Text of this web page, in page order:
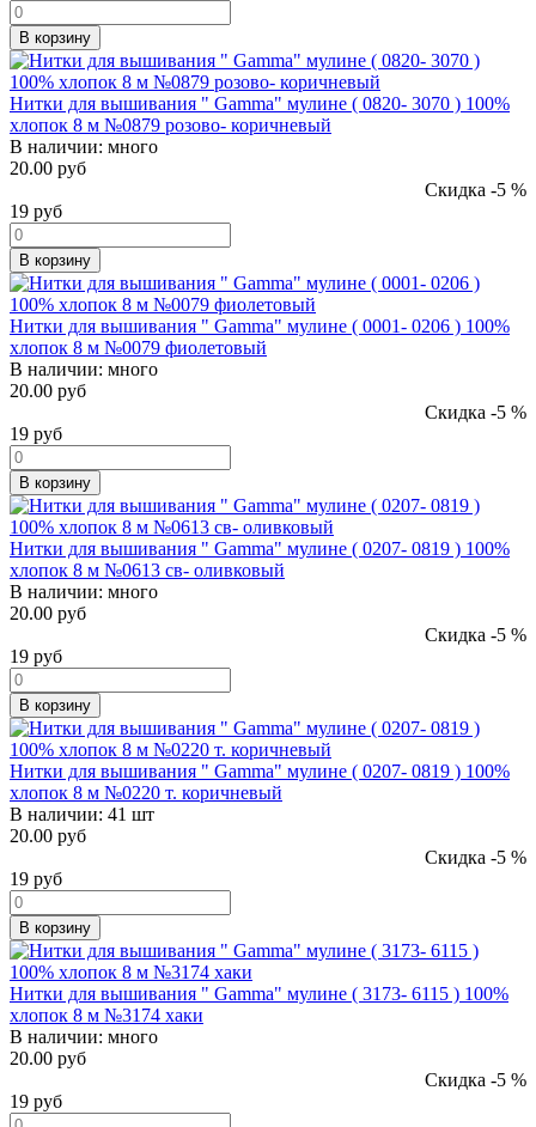
В корзину
Нитки для вышивания " Gamma" мулине ( 0820- 3070 ) 100%
хлопок 8 м №0879 розово- коричневый
В наличии: много
20.00 руб
Скидка -5 %
19 руб
В корзину
Нитки для вышивания " Gamma" мулине ( 0001- 0206 ) 100%
хлопок 8 м №0079 фиолетовый
В наличии: много
20.00 руб
Скидка -5 %
19 руб
В корзину
Нитки для вышивания " Gamma" мулине ( 0207- 0819 ) 100%
хлопок 8 м №0613 св- оливковый
В наличии: много
20.00 руб
Скидка -5 %
19 руб
В корзину
Нитки для вышивания " Gamma" мулине ( 0207- 0819 ) 100%
хлопок 8 м №0220 т. коричневый
В наличии: 41 шт
20.00 руб
Скидка -5 %
19 руб
В корзину
Нитки для вышивания " Gamma" мулине ( 3173- 6115 ) 100%
хлопок 8 м №3174 хаки
В наличии: много
20.00 руб
Скидка -5 %
19 руб